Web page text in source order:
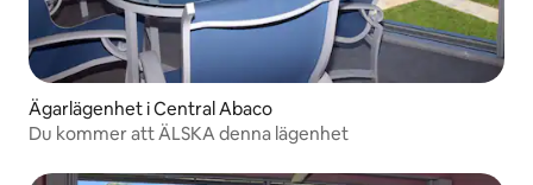
Ägarlägenhet i Central Abaco
Du kommer att ÄLSKA denna lägenhet